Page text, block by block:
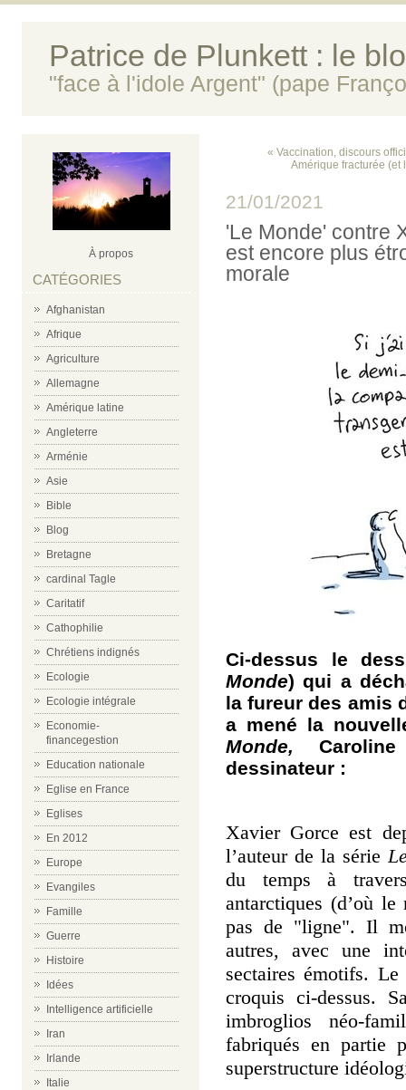
Patrice de Plunkett : le
"face à l'idole Argent" (pape
À propos
CATÉGORIES
Afghanistan
Afrique
Agriculture
Allemagne
Amérique latine
Angleterre
Arménie
Asie
Bible
Blog
Bretagne
cardinal Tagle
Caritatif
Cathophilie
Chrétiens indignés
Ecologie
Ecologie intégrale
Economie-
financegestion
Education nationale
Eglise en France
Eglises
En 2012
Europe
Evangiles
Famille
Guerre
Histoire
Idées
Intelligence artificielle
Iran
Irlande
Italie
« Vaccination, discours
Amérique fracturée (et
21/01/2021
'Le Monde' contre
est encore plus
morale
Ci-dessus le
Monde) qui a
la fureur des amis
a mené la
Monde,
dessinateur :
Xavier Gorce est
l’auteur de la série
du temps à
antarctiques (d’où
pas de "ligne". Il
autres, avec une
sectaires émotifs. Le
croquis ci-dessus.
imbroglios néo-
fabriqués en partie
superstructure